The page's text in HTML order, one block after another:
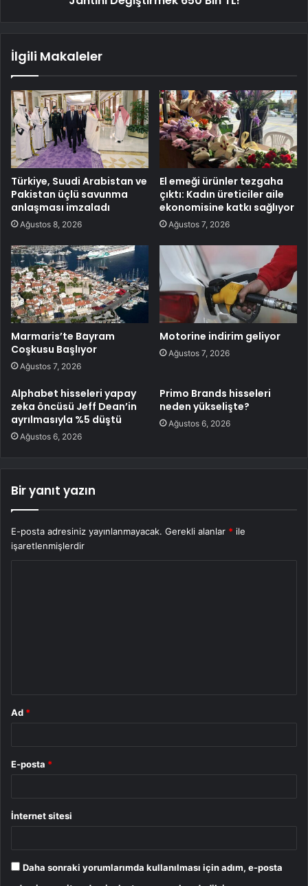
İlgili Makaleler
Türkiye, Suudi Arabistan ve
Pakistan üçlü savunma
anlaşması imzaladı
Ağustos 8, 2026
El emeği ürünler tezgaha
çıktı: Kadın üreticiler aile
ekonomisine katkı sağlıyor
Ağustos 7, 2026
Marmaris’te Bayram
Coşkusu Başlıyor
Ağustos 7, 2026
Motorine indirim geliyor
Ağustos 7, 2026
Alphabet hisseleri yapay
zeka öncüsü Jeff Dean’in
ayrılmasıyla %5 düştü
Ağustos 6, 2026
Primo Brands hisseleri
neden yükselişte?
Ağustos 6, 2026
Bir yanıt yazın
E-posta adresiniz yayınlanmayacak. Gerekli alanlar * ile
işaretlenmişlerdir
Ad *
E-posta *
İnternet sitesi
Daha sonraki yorumlarımda kullanılması için adım, e-posta